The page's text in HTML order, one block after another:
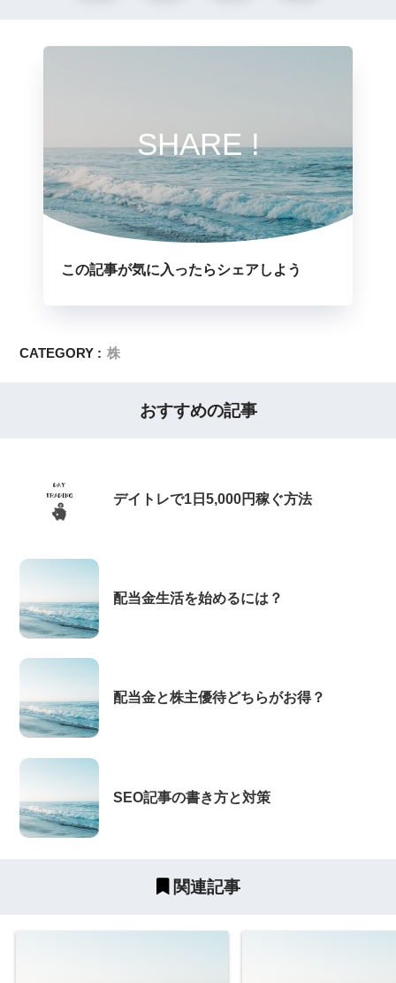
SHARE !
この記事が気に入ったらシェアしよう
CATEGORY : 株
おすすめの記事
デイトレで1日5,000円稼ぐ方法
配当金生活を始めるには？
配当金と株主優待どちらがお得？
SEO記事の書き方と対策
関連記事